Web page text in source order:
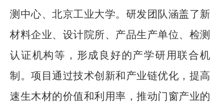
测中心、北京工业大学。研发团队涵盖了新
材料企业、设计院所、产品生产单位、检测
认证机构等，形成良好的产学研用联合机
制。 项目通过技术创新和产业链优化，提高
速生木材的价值和利用率，推动门窗产业的